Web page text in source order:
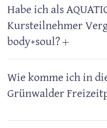
Habe ich als
Kursteilnehmer
body+soul?
Wie komme ich in
Grünwalder